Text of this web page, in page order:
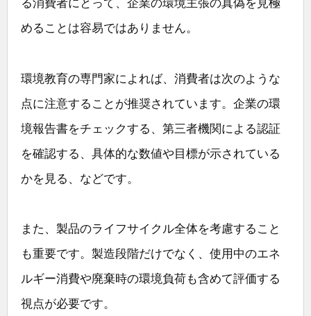
る消費者にとって、企業の環境主張の真偽を見極
めることは容易ではありません。
環境教育の専門家によれば、消費者は次のような
点に注意することが推奨されています。企業の環
境報告書をチェックする、第三者機関による認証
を確認する、具体的な数値や目標が示されている
かを見る、などです。
また、製品のライフサイクル全体を考慮すること
も重要です。製造段階だけでなく、使用中のエネ
ルギー消費や廃棄時の環境負荷も含めて評価する
視点が必要です。